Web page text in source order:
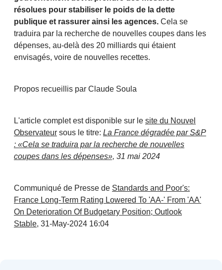
résolues pour stabiliser le poids de la dette
publique et rassurer ainsi les agences. Cela se
traduira par la recherche de nouvelles coupes dans les
dépenses, au-delà des 20 milliards qui étaient
envisagés, voire de nouvelles recettes.
Propos recueillis par Claude Soula
L'article complet est disponible sur le site du Nouvel
Observateur sous le titre: La France dégradée par S&P
: «Cela se traduira par la recherche de nouvelles
coupes dans les dépenses», 31 mai 2024
Communiqué de Presse de Standards and Poor's:
France Long-Term Rating Lowered To 'AA-' From 'AA'
On Deterioration Of Budgetary Position; Outlook
Stable, 31-May-2024 16:04